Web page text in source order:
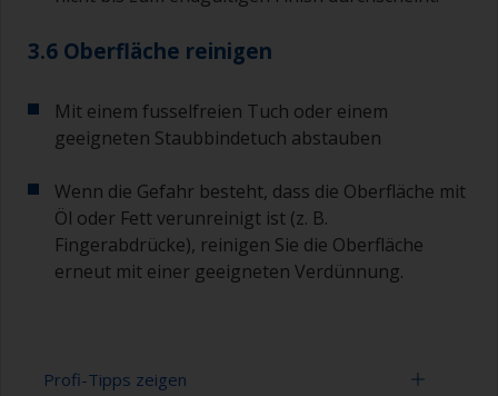
3.6 Oberfläche reinigen
Mit einem fusselfreien Tuch oder einem
geeigneten Staubbindetuch abstauben
Wenn die Gefahr besteht, dass die Oberfläche mit
Öl oder Fett verunreinigt ist (z. B.
Fingerabdrücke), reinigen Sie die Oberfläche
erneut mit einer geeigneten Verdünnung.
Profi-Tipps zeigen